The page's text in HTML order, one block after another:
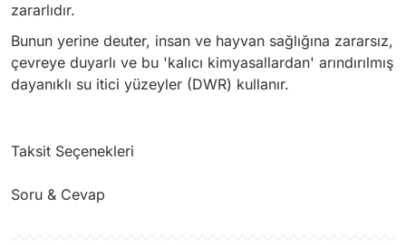
zararlıdır.
Bunun yerine deuter, insan ve hayvan sağlığına zararsız,
çevreye duyarlı ve bu 'kalıcı kimyasallardan' arındırılmış
dayanıklı su itici yüzeyler (DWR) kullanır.
Taksit Seçenekleri
Soru & Cevap